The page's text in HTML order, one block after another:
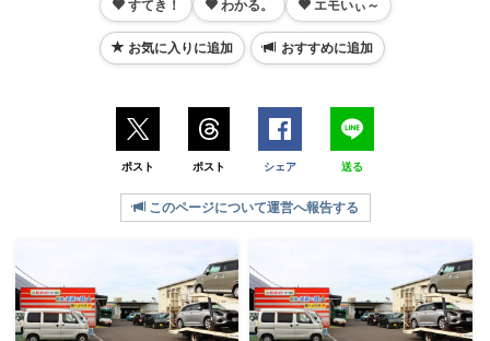
すてき！ わかる。 エモいぃ～
お気に入りに追加 おすすめに追加
ポスト ポスト シェア 送る
このページについて運営へ報告する